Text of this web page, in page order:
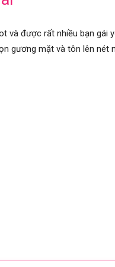
và được rất nhiều bạn gái
gương mặt và tôn lên nét